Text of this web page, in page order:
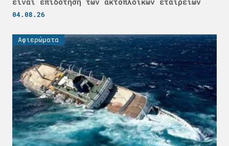
04.08.26
Αφιερώματα